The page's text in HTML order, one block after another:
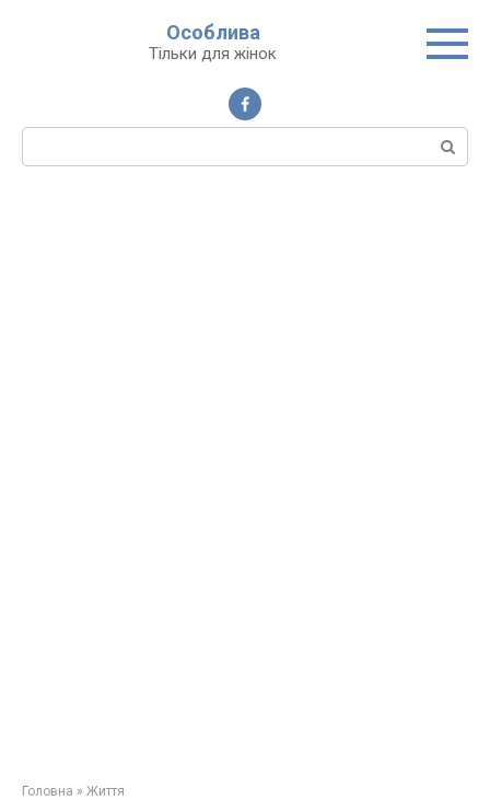
Особлива
Тільки для жінок
Пошук:
Головна » Життя